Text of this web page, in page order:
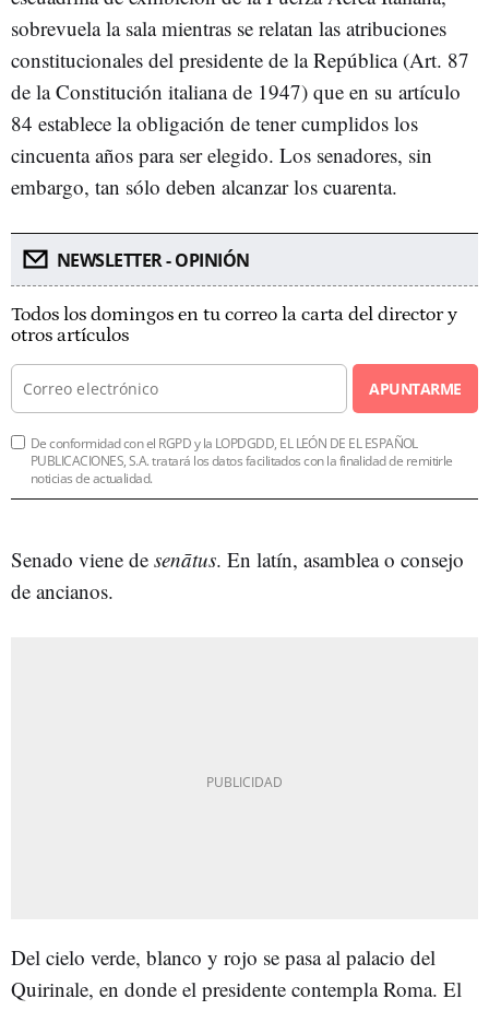
sobrevuela la sala mientras se relatan las atribuciones
constitucionales del presidente de la República (Art. 87
de la Constitución italiana de 1947) que en su artículo
84 establece la obligación de tener cumplidos los
cincuenta años para ser elegido. Los senadores, sin
embargo, tan sólo deben alcanzar los cuarenta.
NEWSLETTER - OPINIÓN
Todos los domingos en tu correo la carta del director y
otros artículos
APUNTARME
De conformidad con el RGPD y la LOPDGDD, EL LEÓN DE EL ESPAÑOL
PUBLICACIONES, S.A. tratará los datos facilitados con la finalidad de remitirle
noticias de actualidad.
Senado viene de senātus. En latín, asamblea o consejo
de ancianos.
Del cielo verde, blanco y rojo se pasa al palacio del
Quirinale, en donde el presidente contempla Roma. El